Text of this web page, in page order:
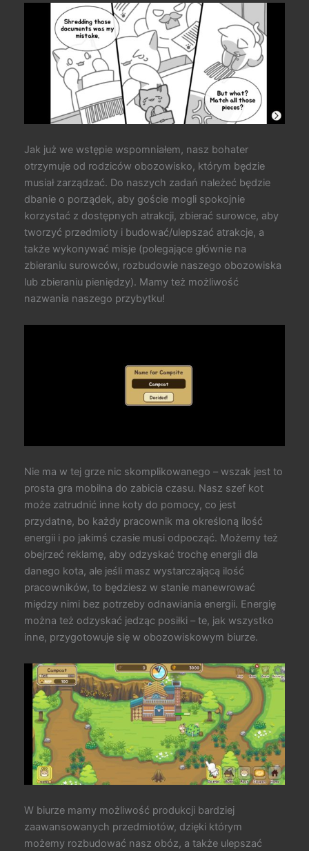
Jak już we wstępie wspomniałem, nasz bohater
otrzymuje od rodziców obozowisko, którym będzie
musiał zarządzać. Do naszych zadań należeć będzie
dbanie o porządek, aby goście mogli spokojnie
korzystać z dostępnych atrakcji, zbierać surowce, aby
tworzyć przedmioty i budować/ulepszać atrakcje, a
także wykonywać misje (polegające głównie na
zbieraniu surowców, rozbudowie naszego obozowiska
lub zbieraniu pieniędzy). Mamy też możliwość
nazwania naszego przybytku!
Nie ma w tej grze nic skomplikowanego – wszak jest to
prosta gra mobilna do zabicia czasu. Nasz szef kot
może zatrudnić inne koty do pomocy, co jest
przydatne, bo każdy pracownik ma określoną ilość
energii i po jakimś czasie musi odpocząć. Możemy też
obejrzeć reklamę, aby odzyskać trochę energii dla
danego kota, ale jeśli masz wystarczającą ilość
pracowników, to będziesz w stanie manewrować
między nimi bez potrzeby odnawiania energii. Energię
można też odzyskać jedząc posiłki – te, jak wszystko
inne, przygotowuje się w obozowiskowym biurze.
W biurze mamy możliwość produkcji bardziej
zaawansowanych przedmiotów, dzięki którym
możemy rozbudować nasz obóz, a także ulepszać